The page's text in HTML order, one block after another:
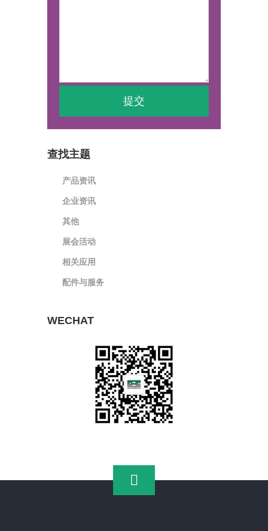
查找主题
产品资讯
企业资讯
其他
展会活动
相关应用
配件与服务
WECHAT